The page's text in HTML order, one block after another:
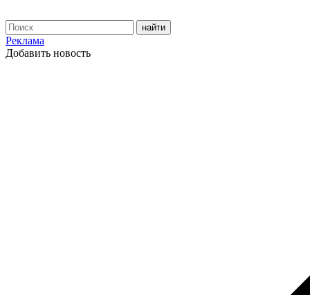
Реклама
Добавить новость